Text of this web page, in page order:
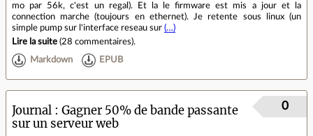
mo par 56k, c'est un regal). Et la le firmware est mis a jour et la
connection marche (toujours en ethernet). Je retente sous linux (un
simple pump sur l'interface reseau sur (…)
Lire la suite (28 commentaires).
Markdown EPUB
Journal
Gagner 50% de bande passante
sur un serveur web
0